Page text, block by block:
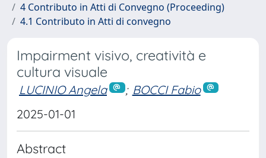
4 Contributo in Atti di Convegno (Proceeding)
4.1 Contributo in Atti di convegno
Impairment visivo, creatività e
cultura visuale
LUCINIO Angela ; BOCCI Fabio
2025-01-01
Abstract